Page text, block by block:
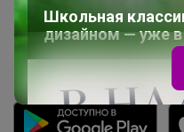
Пульс нашего
Укорачиватель ссылок
Школьная
дизайном — уже в